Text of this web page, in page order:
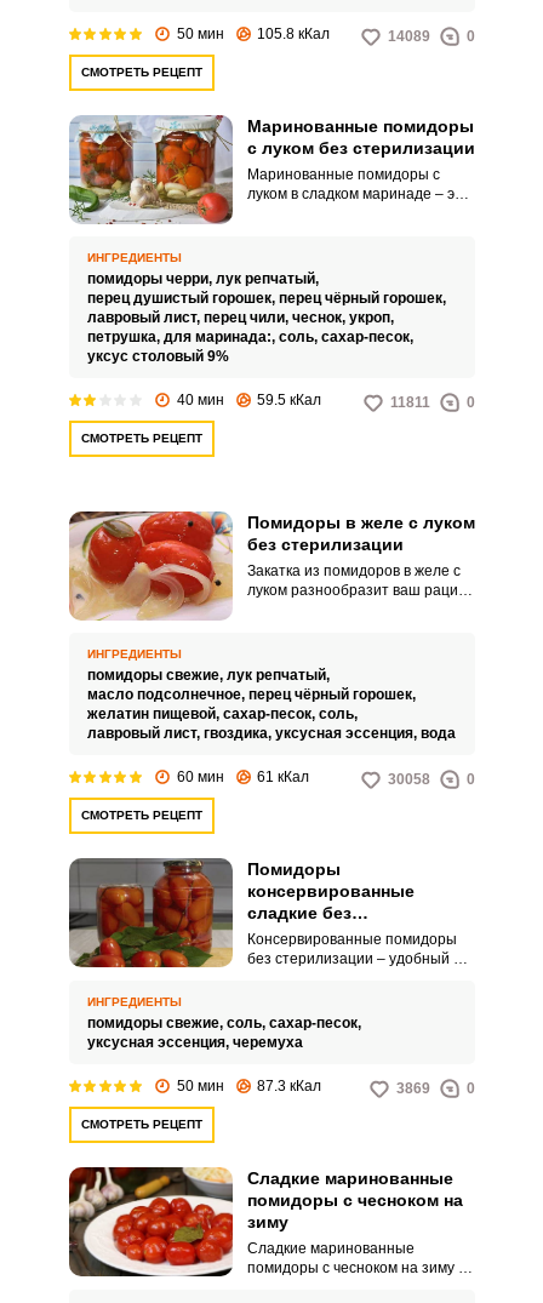
томатного сока.
50 мин 105.8 кКал 14089 0
СМОТРЕТЬ РЕЦЕПТ
Маринованные помидоры
с луком без стерилизации
Маринованные помидоры с
луком в сладком маринаде – это
подходит для консервации
помидоров, которые содержат
природную кислоту, именно
сахар позволяет наилучшим
образом раскрыть вкус
пикантная заготовка.
ИНГРЕДИЕНТЫ
помидоры черри, лук репчатый,
перец душистый горошек, перец чёрный горошек,
лавровый лист, перец чили, чеснок, укроп,
петрушка, для маринада:, соль, сахар-песок,
уксус столовый 9%
40 мин 59.5 кКал 11811 0
СМОТРЕТЬ РЕЦЕПТ
Помидоры в желе с луком
без стерилизации
Закатка из помидоров в желе с
луком разнообразит ваш рацион
полезные свойства овощей и
красиво смотрится на столе.
ИНГРЕДИЕНТЫ
помидоры свежие, лук репчатый,
масло подсолнечное, перец чёрный горошек,
желатин пищевой, сахар-песок, соль,
лавровый лист, гвоздика, уксусная эссенция, вода
60 мин 61 кКал 30058 0
СМОТРЕТЬ РЕЦЕПТ
Помидоры
консервированные
сладкие без
стерилизации
Консервированные помидоры
без стерилизации – удобный и
лучше отбирать спелые,
мясистые и толстокожие, они
форму.
ИНГРЕДИЕНТЫ
помидоры свежие, соль, сахар-песок,
уксусная эссенция, черемуха
50 мин 87.3 кКал 3869 0
СМОТРЕТЬ РЕЦЕПТ
Сладкие маринованные
помидоры с чесноком на
зиму
Сладкие маринованные
помидоры с чесноком на зиму -